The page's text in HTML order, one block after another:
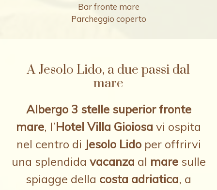
Bar fronte mare
Parcheggio coperto
A Jesolo Lido, a due passi dal
mare
Albergo 3 stelle superior fronte
mare, l’Hotel Villa Gioiosa vi ospita
nel centro di Jesolo Lidoper offrirvi
una splendida vacanza al mare sulle
spiagge della costa adriatica, a